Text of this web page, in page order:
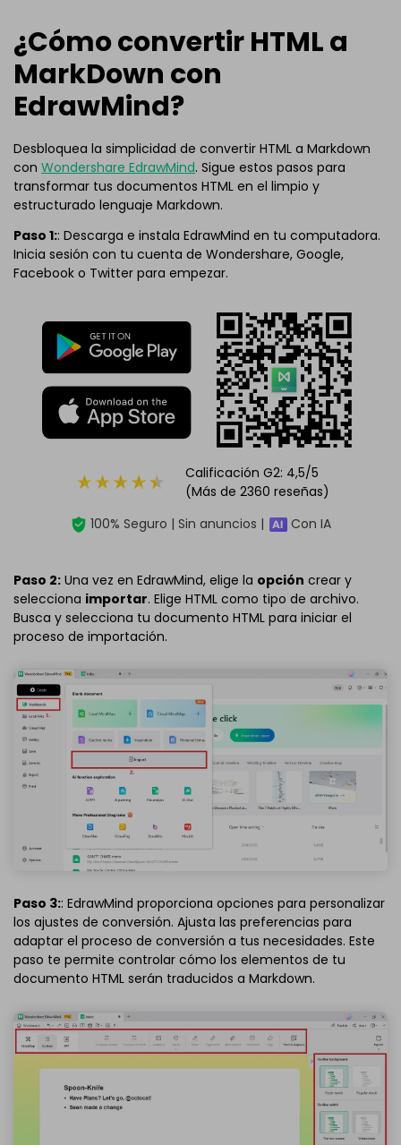
¿Cómo convertir HTML a
MarkDown con
EdrawMind?
Desbloquea la simplicidad de convertir HTML a Markdown
con Wondershare EdrawMind. Sigue estos pasos para
transformar tus documentos HTML en el limpio y
estructurado lenguaje Markdown.
Paso 1:: Descarga e instala EdrawMind en tu computadora.
Inicia sesión con tu cuenta de Wondershare, Google,
Facebook o Twitter para empezar.
Calificación G2: 4,5/5
(Más de 2360 reseñas)
100% Seguro | Sin anuncios |
Con IA
Paso 2: Una vez en EdrawMind, elige la opción crear y
selecciona importar. Elige HTML como tipo de archivo.
Busca y selecciona tu documento HTML para iniciar el
proceso de importación.
Paso 3:: EdrawMind proporciona opciones para personalizar
los ajustes de conversión. Ajusta las preferencias para
adaptar el proceso de conversión a tus necesidades. Este
paso te permite controlar cómo los elementos de tu
documento HTML serán traducidos a Markdown.